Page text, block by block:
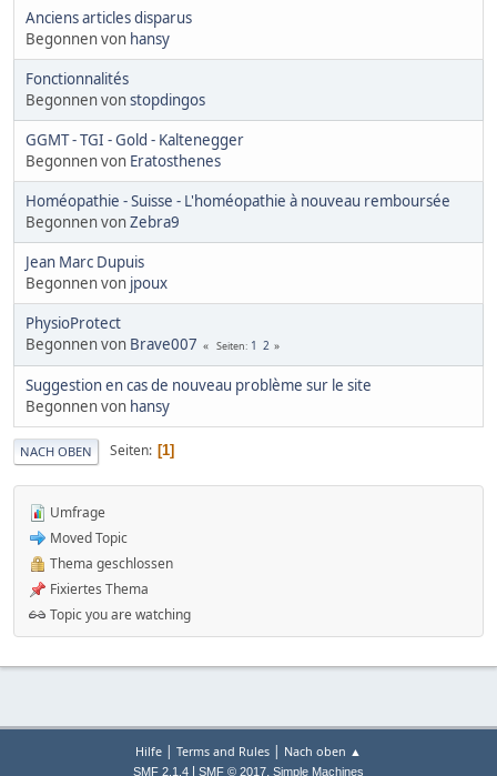
Anciens articles disparus
Begonnen von hansy
Fonctionnalités
Begonnen vonstopdingos
GGMT - TGI - Gold - Kaltenegger
Begonnen von Eratosthenes
Homéopathie - Suisse - L'homéopathie à nouveau remboursée
Begonnen vonZebra9
Jean Marc Dupuis
Begonnen von jpoux
PhysioProtect
Begonnen von Brave007 Seiten 1 2
Suggestion en cas de nouveau problème sur le site
Begonnen von hansy
NACH OBEN Seiten 1
Umfrage
Moved Topic
Thema geschlossen
Fixiertes Thema
Topic you are watching
Hilfe | Terms and Rules | Nach oben ▲
SMF 2.1.4 SMF © 2017, Simple Machines